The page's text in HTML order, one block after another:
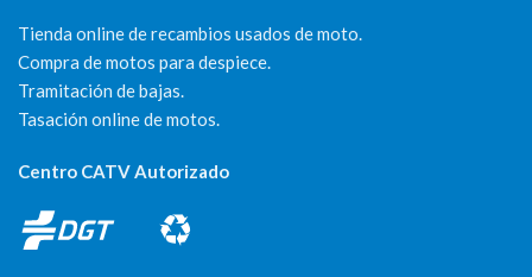
Tienda online de recambios usados de moto.
Compra de motos para despiece.
Tramitación de bajas.
Tasación online de motos.
Centro CATV Autorizado